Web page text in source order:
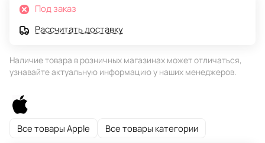
Под заказ
Рассчитать доставку
Наличие товара в розничных магазинах может отличаться,
узнавайте актуальную информацию у наших менеджеров.
Все товары Apple Все товары категории